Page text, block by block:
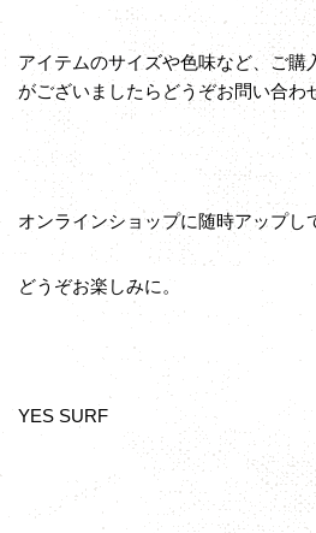
アイテムのサイズや色味など、ご購
がございましたらどうぞお問い合わ
オンラインショップに随時アップし
どうぞお楽しみに。
YES SURF